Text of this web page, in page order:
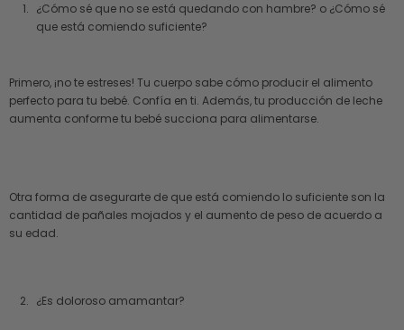
¿Cómo sé que no se está quedando con hambre? o ¿Cómo sé
que está comiendo suficiente?
Primero, ¡no te estreses! Tu cuerpo sabe cómo producir el alimento
perfecto para tu bebé. Confía en ti. Además, tu producción de leche
aumenta conforme tu bebé succiona para alimentarse.
Otra forma de asegurarte de que está comiendo lo suficiente son la
cantidad de pañales mojados y el aumento de peso de acuerdo a
su edad.
¿Es doloroso amamantar?